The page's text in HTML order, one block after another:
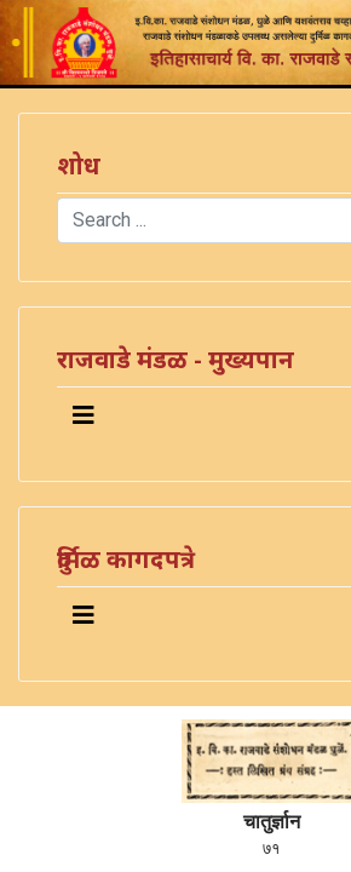
शोध
Search
राजवाडे मंडळ - मुख्यपान
दुर्मिळ कागदपत्रे
चातुर्ज्ञान
७१